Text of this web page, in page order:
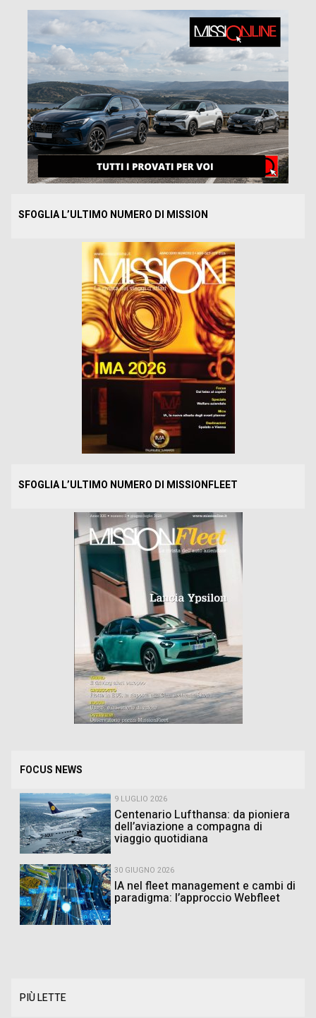
SFOGLIA L’ULTIMO NUMERO DI MISSION
SFOGLIA L’ULTIMO NUMERO DI MISSIONFLEET
FOCUS NEWS
9 LUGLIO 2026
Centenario Lufthansa: da pioniera
dell’aviazione a compagna di
viaggio quotidiana
30 GIUGNO 2026
IA nel fleet management e cambi di
paradigma: l’approccio Webfleet
PIÙ LETTE